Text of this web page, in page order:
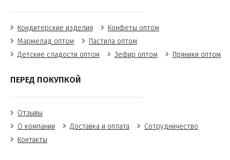
Кондитерские изделия
Конфеты оптом
Мармелад оптом
Пастила оптом
Детские сладости оптом
Зефир оптом Пряники оптом
ПЕРЕД ПОКУПКОЙ
Отзывы
О компании
Доставка и оплата
Сотрудничество
Контакты